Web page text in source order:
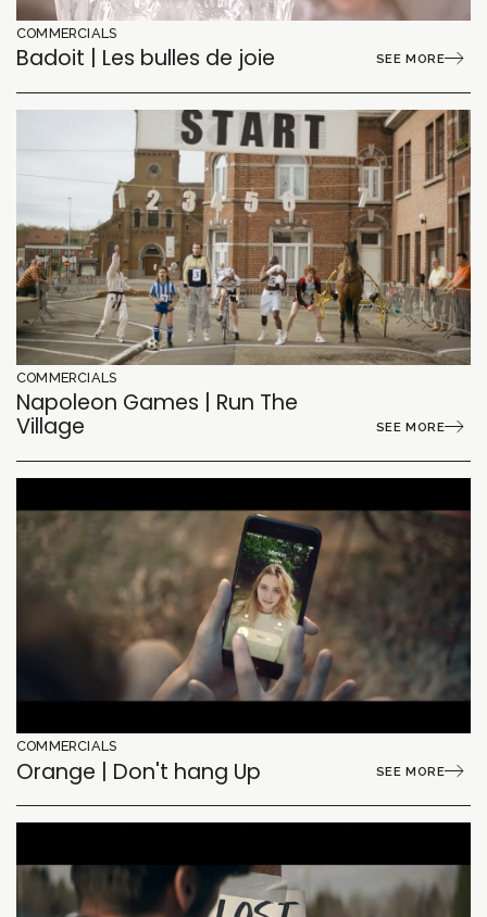
COMMERCIALS
Badoit | Les bulles de joie SEE MORE
COMMERCIALS
Napoleon Games | Run The
Village
SEE MORE
COMMERCIALS
Orange | Don't hang Up SEE MORE